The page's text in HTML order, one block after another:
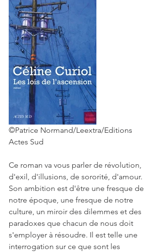
©Patrice Normand/Leextra/Editions
Actes Sud
Ce roman va vous parler de révolution,
d'exil, d'illusions, de sororité, d'amour.
Son ambition est d'être une fresque de
notre époque, une fresque de notre
culture, un miroir des dilemmes et des
paradoxes que chacun de nous doit
s'employer à résoudre. Il est telle une
interrogation sur ce que sont les